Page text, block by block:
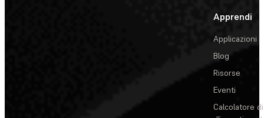
Apprendi
Applicazioni
Blog
Risorse
Eventi
Calcolatore